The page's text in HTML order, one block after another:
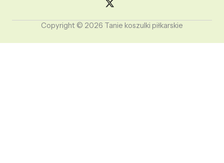
Copyright © 2026 Tanie koszulki piłkarskie